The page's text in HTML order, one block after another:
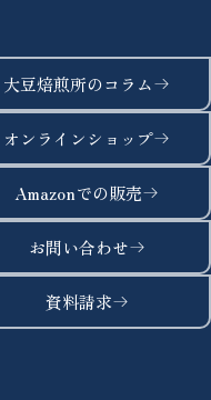
大豆焙煎所のコラム
オンラインショップ
Amazonでの販売
お問い合わせ
資料請求